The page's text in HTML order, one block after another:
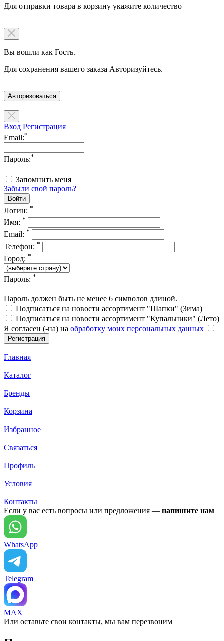
Для отправки товара в корзину укажите количество
Вы вошли как Гость.
Для сохранения вашего заказа Авторизуйтесь.
Авторизоваться
Вход Регистрация
Email:*
Пароль:*
Запомнить меня
Забыли свой пароль?
Логин: *
Имя: *
Email: *
Телефон: *
Город: *
Пароль: *
Пароль должен быть не менее 6 символов длиной.
Подписаться на новости ассортимент "Шапки" (Зима)
Подписаться на новости ассортимент "Купальники" (Лето)
Я согласен (-на) на обработку моих персональных данных
Главная
Каталог
Бренды
Корзина
Избранное
Связаться
Профиль
Условия
Контакты
Если у вас есть вопросы или предложения — напишите нам
WhatsApp
Telegram
MAX
Или оставьте свои контакты, мы вам перезвоним